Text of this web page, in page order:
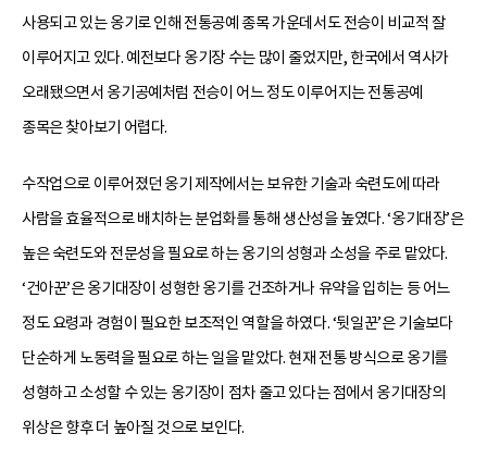
사용되고 있는 옹기로 인해 전통공예 종목 가운데서도 전승이 비교적 잘
이루어지고 있다. 예전보다 옹기장 수는 많이 줄었지만, 한국에서 역사가
오래됐으면서 옹기공예처럼 전승이 어느 정도 이루어지는 전통공예
종목은 찾아보기 어렵다.
수작업으로 이루어졌던 옹기 제작에서는 보유한 기술과 숙련도에 따라
사람을 효율적으로 배치하는 분업화를 통해 생산성을 높였다. ‘옹기대장’은
높은 숙련도와 전문성을 필요로 하는 옹기의 성형과 소성을 주로 맡았다.
‘건아꾼’은 옹기대장이 성형한 옹기를 건조하거나 유약을 입히는 등 어느
정도 요령과 경험이 필요한 보조적인 역할을 하였다. ‘뒷일꾼’은 기술보다
단순하게 노동력을 필요로 하는 일을 맡았다. 현재 전통 방식으로 옹기를
성형하고 소성할 수 있는 옹기장이 점차 줄고 있다는 점에서 옹기대장의
위상은 향후 더 높아질 것으로 보인다.